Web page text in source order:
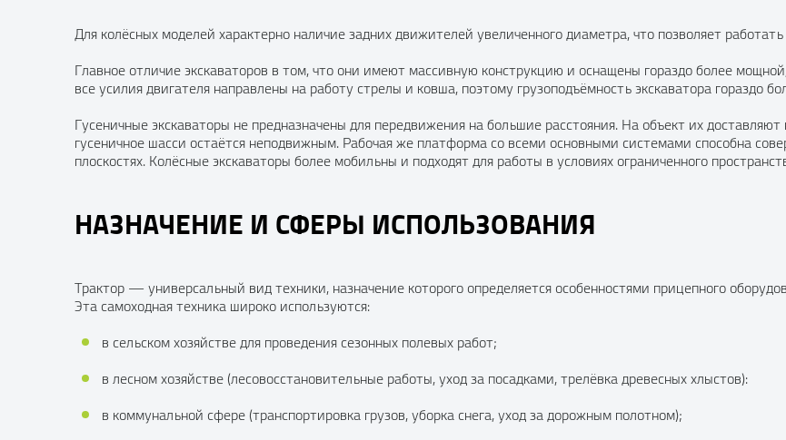
Для колёсных моделей характерно наличие задних движителей увеличенного диаметра, что позволяет
Главное отличие экскаваторов в том, что они имеют массивную конструкцию и оснащены гораздо более
все усилия двигателя направлены на работу стрелы и ковша, поэтому грузоподъёмность экскаватора гораздо
Гусеничные экскаваторы не предназначены для передвижения на большие расстояния. На объект их
гусеничное шасси остаётся неподвижным. Рабочая же платформа со всеми основными системами способна
плоскостях. Колёсные экскаваторы более мобильны и подходят для работы в условиях ограниченного
НАЗНАЧЕНИЕ И СФЕРЫ ИСПОЛЬЗОВАНИЯ
Трактор — универсальный вид техники, назначение которого определяется особенностями прицепного
Эта самоходная техника широко используются:
в сельском хозяйстве для проведения сезонных полевых работ;
в лесном хозяйстве (лесовосстановительные работы, уход за посадками, трелёвка древесных хлыстов):
в коммунальной сфере (транспортировка грузов, уборка снега, уход за дорожным полотном);